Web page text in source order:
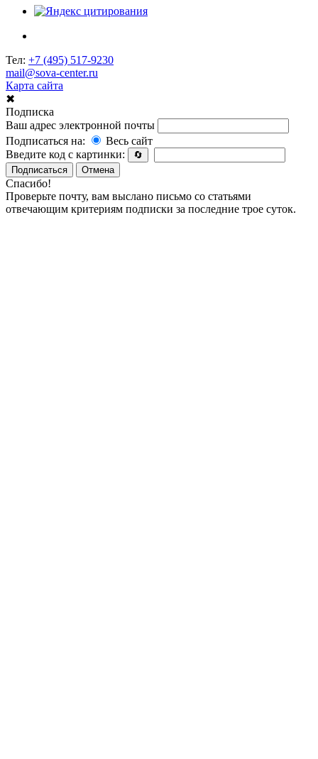
Тел: +7 (495) 517-9230
mail@sova-center.ru
Карта сайта
✖
Подписка
Ваш адрес электронной почты
Подписаться на:
Весь сайт
Введите код с картинки:
🔄
Подписаться
Отмена
Спасибо!
Проверьте почту, вам выслано письмо со статьями
отвечающим критериям подписки за последние трое суток.